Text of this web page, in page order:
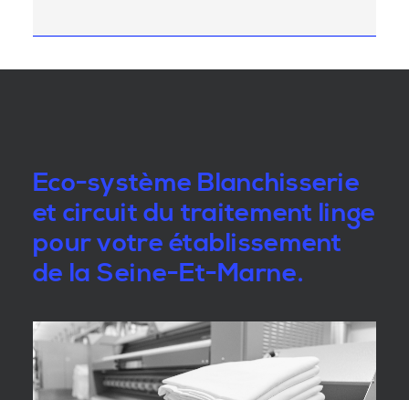
Eco-système Blanchisserie
et circuit du traitement linge
pour votre établissement
de la Seine-Et-Marne.